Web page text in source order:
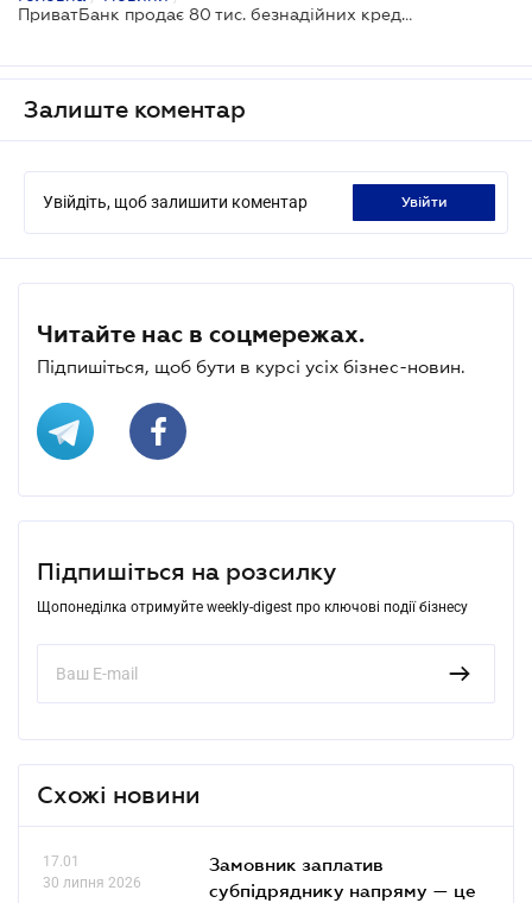
ПриватБанк продає 80 тис. безнадійних кредитів фізосіб на суму понад пів мільярда гривень
Залиште коментар
Увійдіть, щоб залишити коментар увійти
Читайте нас в соцмережах.
Підпишіться, щоб бути в курсі усіх бізнес-новин.
Підпишіться на розсилку
Щопонеділка отримуйте weekly-digest про ключові події бізнесу
Схожі новини
17.01
30 липня 2026
Замовник заплатив
субпідряднику напряму — це